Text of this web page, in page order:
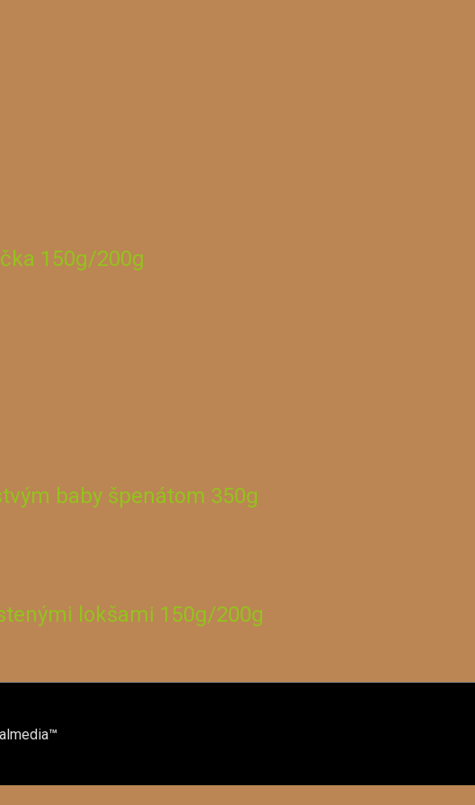
150g/200g
baby špenátom 350g
lokšami 150g/200g
™